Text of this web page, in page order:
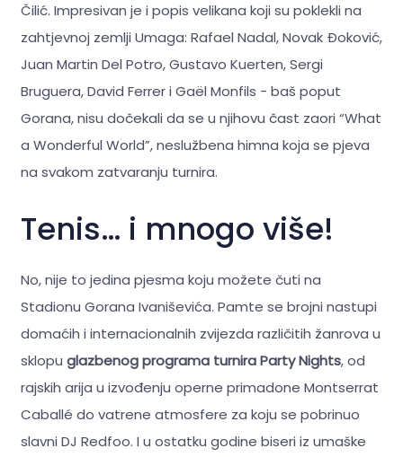
Čilić. Impresivan je i popis velikana koji su poklekli na
zahtjevnoj zemlji Umaga: Rafael Nadal, Novak Đoković,
Juan Martin Del Potro, Gustavo Kuerten, Sergi
Bruguera, David Ferrer i Gaël Monfils - baš poput
Gorana, nisu dočekali da se u njihovu čast zaori “What
a Wonderful World”, neslužbena himna koja se pjeva
na svakom zatvaranju turnira.
Tenis… i mnogo više!
No, nije to jedina pjesma koju možete čuti na
Stadionu Gorana Ivaniševića. Pamte se brojni nastupi
domaćih i internacionalnih zvijezda različitih žanrova u
sklopu glazbenog programa turnira Party Nights, od
rajskih arija u izvođenju operne primadone Montserrat
Caballé do vatrene atmosfere za koju se pobrinuo
slavni DJ Redfoo. I u ostatku godine biseri iz umaške